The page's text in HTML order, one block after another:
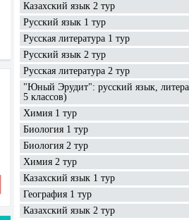
Казахский язык 2 тур
Русский язык 1 тур
Русская литература 1 тур
Русский язык 2 тур
Русская литература 2 тур
"Юный Эрудит": русский язык,
5 классов)
Химия 1 тур
Биология 1 тур
Биология 2 тур
Химия 2 тур
Казахский язык 1 тур
География 1 тур
Казахский язык 2 тур